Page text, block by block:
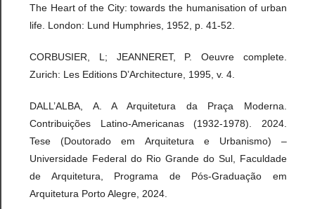
The Heart of the City: towards the humanisation of urban
life. London: Lund Humphries, 1952, p. 41-52.
CORBUSIER, L; JEANNERET, P. Oeuvre complete.
Zurich: Les Editions D’Architecture, 1995, v. 4.
DALL’ALBA, A. A Arquitetura da Praça Moderna.
Contribuições Latino-Americanas (1932-1978). 2024.
Tese (Doutorado em Arquitetura e Urbanismo) –
Universidade Federal do Rio Grande do Sul, Faculdade
de Arquitetura, Programa de Pós-Graduação em
Arquitetura Porto Alegre, 2024.